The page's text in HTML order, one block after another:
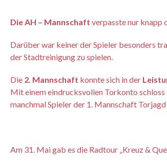
Die AH – Mannschaft verpasste nur knapp
Darüber war keiner der Spieler besonders
der Stadtreinigung zu spielen.
Die 2. Mannschaft konnte sich in der
Mit einem eindrucksvollen Torkonto schloss
manchmal Spieler der 1. Mannschaft
Am 31. Mai gab es die Radtour „Kreuz &